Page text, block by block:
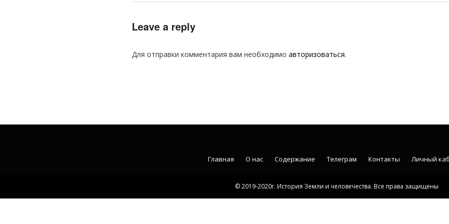
Leave a reply
Для отправки комментария вам необходимо авторизоваться.
© 2019-2020г. История Земли и человечества. Все права защищены
Главная О нас Содержание Телеграм Контакты Личный